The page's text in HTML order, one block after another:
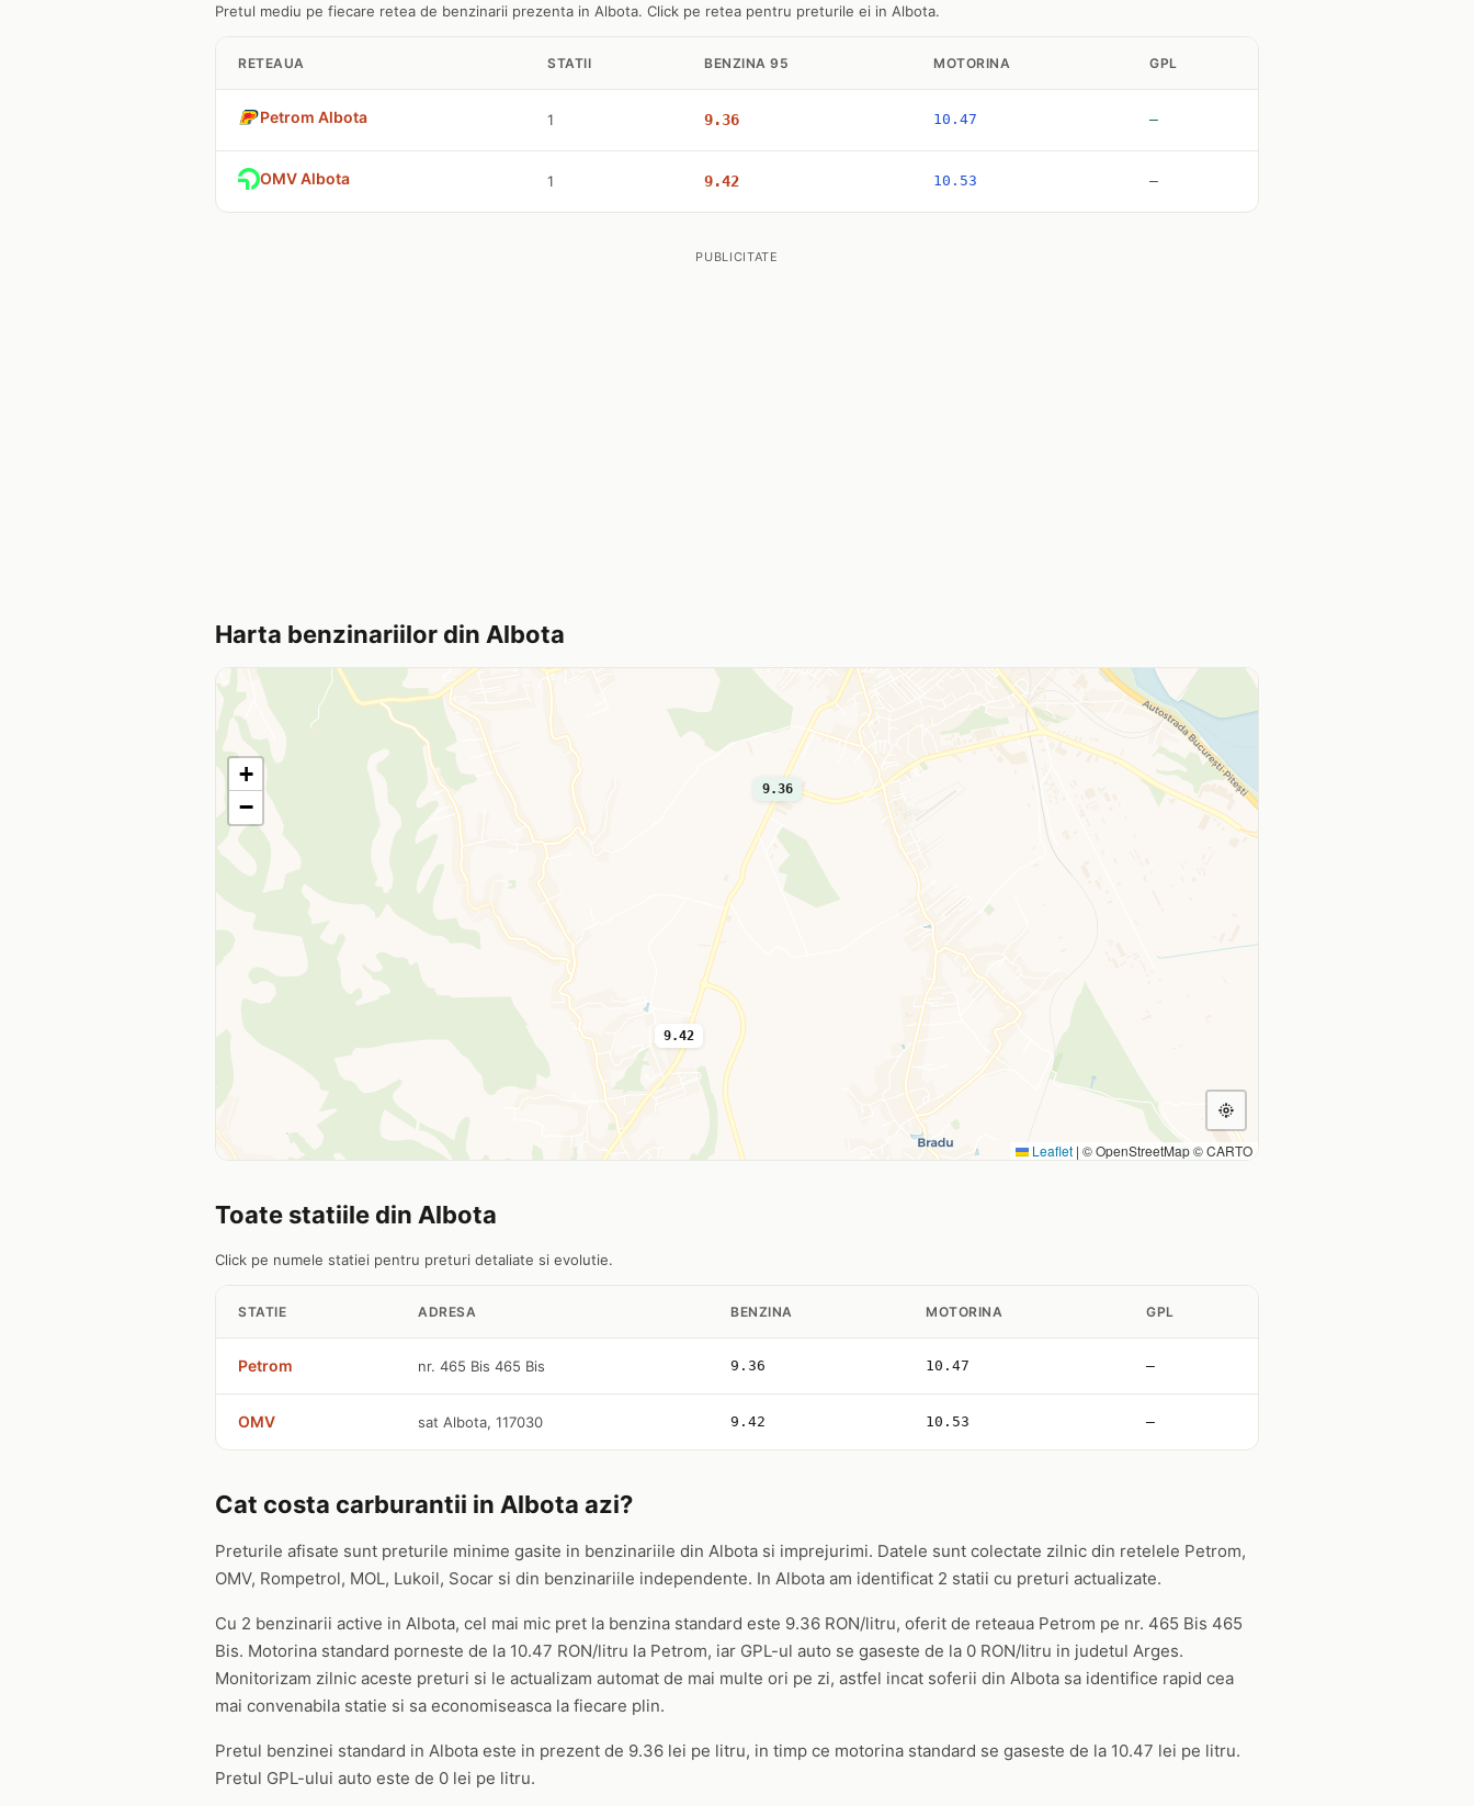
Pretul mediu pe fiecare retea de benzinarii prezenta in Albota. Click pe retea pentru preturile ei in Albota.
RETEAUA STATII BENZINA 95 MOTORINA GPL
Petrom Albota 1 9.36 10.47 —
OMV Albota 1 9.42 10.53 —
PUBLICITATE
Harta benzinariilor din Albota
9.36
9.42
+
−
Leaflet | © OpenStreetMap © CARTO
Toate statiile din Albota
Click pe numele statiei pentru preturi detaliate si evolutie.
STATIE ADRESA BENZINA MOTORINA GPL
Petrom nr. 465 Bis 465 Bis 9.36 10.47 —
OMV sat Albota, 117030 9.42 10.53 —
Cat costa carburantii in Albota azi?
Preturile afisate sunt preturile minime gasite in benzinariile din Albota si imprejurimi. Datele sunt colectate zilnic din retelele Petrom,
OMV, Rompetrol, MOL, Lukoil, Socar si din benzinariile independente. In Albota am identificat 2 statii cu preturi actualizate.
Cu 2 benzinarii active in Albota, cel mai mic pret la benzina standard este 9.36 RON/litru, oferit de reteaua Petrom pe nr. 465 Bis 465
Bis. Motorina standard porneste de la 10.47 RON/litru la Petrom, iar GPL-ul auto se gaseste de la 0 RON/litru in judetul Arges.
Monitorizam zilnic aceste preturi si le actualizam automat de mai multe ori pe zi, astfel incat soferii din Albota sa identifice rapid cea
mai convenabila statie si sa economiseasca la fiecare plin.
Pretul benzinei standard in Albota este in prezent de 9.36 lei pe litru, in timp ce motorina standard se gaseste de la 10.47 lei pe litru.
Pretul GPL-ului auto este de 0 lei pe litru.